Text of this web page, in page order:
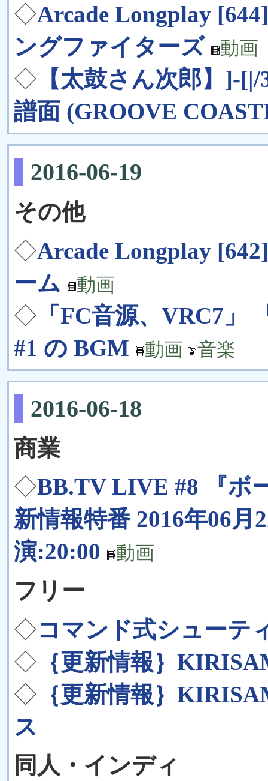
◇Arcade Longplay
ングファイターズ
動画
◇ 【太鼓さん次郎】]-
譜面 (GROOVE
2016-06-19
その他
◇Arcade Longplay
ーム
動画
◇ 「FC音源、VRC7」
#1 の BGM
動画 音楽
2016-06-18
商業
◇BB.TV LIVE #8 『ボ
新情報特番 2016年06月
演:20:00
動画
フリー
◇コマンド式シューテ
◇ ｛更新情報｝
◇ ｛更新情報｝
ス
同人・インディ